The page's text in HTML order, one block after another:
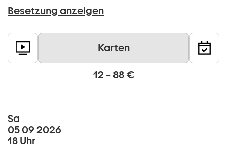
Besetzung anzeigen
Karten
12 – 88 €
Sa
05 09 2026
18 Uhr